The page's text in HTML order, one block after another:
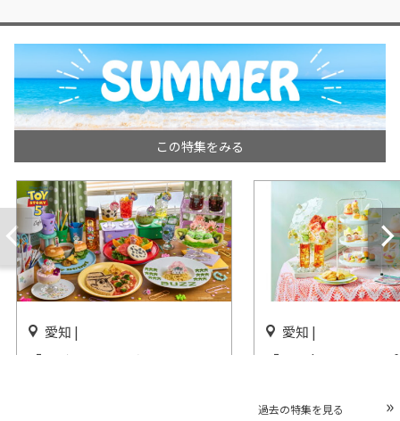
この特集をみる
愛知 |
「トイ・ストーリー5」OH
愛知 |
「Peach Vacances
レイスクラブで開催
過去の特集を見る